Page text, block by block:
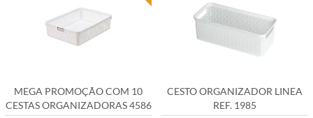
MEGA PROMOÇÃO COM 10
CESTAS ORGANIZADORAS 4586
CESTO ORGANIZADOR LINEA
REF. 1985